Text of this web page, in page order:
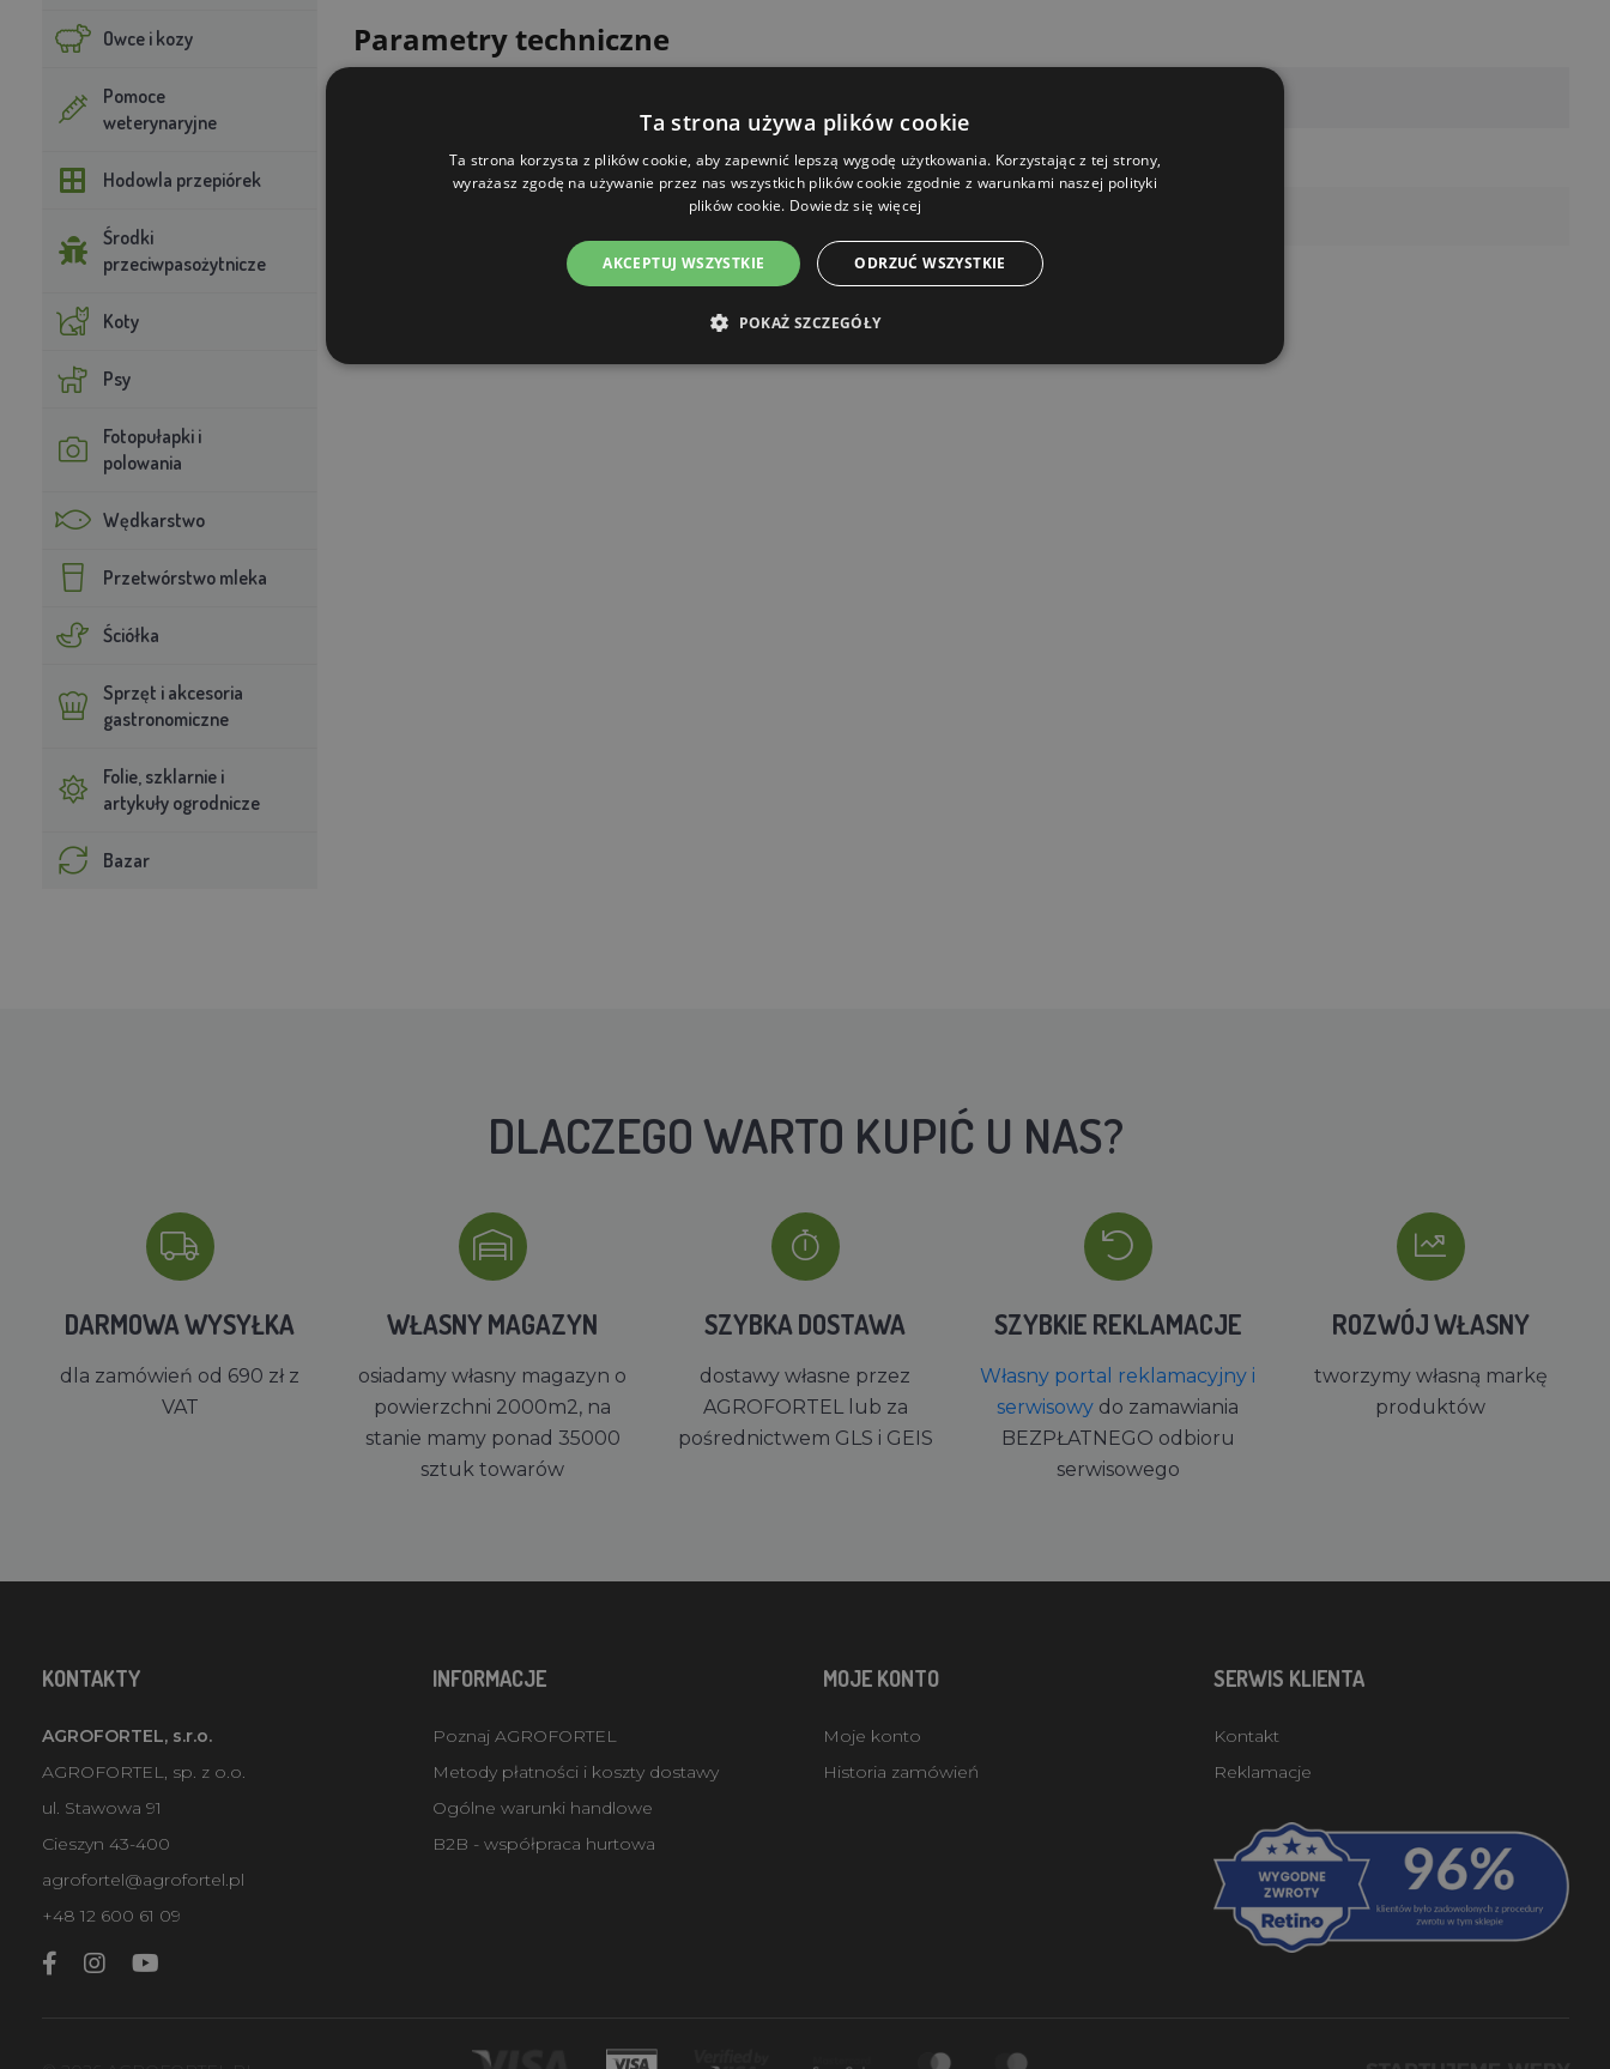
Owce i kozy
Pomoce
weterynaryjne
Hodowla przepiórek
Środki
przeciwpasożytnicze
Koty
Psy
Fotopułapki i
polowania
Wędkarstwo
Przetwórstwo mleka
Ściółka
Sprzęt i akcesoria
gastronomiczne
Folie, szklarnie i
artykuły ogrodnicze
Bazar
Parametry techniczne
Materiał Tworzywo sztuczne
5 szt./polybag
DLACZEGO WARTO KUPIĆ U NAS?
DARMOWA WYSYŁKA
dla zamówień od 690 zł z
VAT
WŁASNY MAGAZYN
osiadamy własny magazyn o
powierzchni 2000m2, na
stanie mamy ponad 35000
sztuk towarów
SZYBKA DOSTAWA
dostawy własne przez
AGROFORTEL lub za
pośrednictwem GLS i GEIS
SZYBKIE REKLAMACJE
Własny portal reklamacyjny i
serwisowy do zamawiania
BEZPŁATNEGO odbioru
serwisowego
ROZWÓJ WŁASNY
tworzymy własną markę
produktów
KONTAKTY
AGROFORTEL, s.r.o.
AGROFORTEL, sp. z o.o.
ul. Stawowa 91
Cieszyn 43-400
agrofortel@agrofortel.pl
+48 12 600 61 09
INFORMACJE
Poznaj AGROFORTEL
Metody płatności i koszty dostawy
Ogólne warunki handlowe
B2B - współpraca hurtowa
MOJE KONTO
Moje konto
Historia zamówień
SERWIS KLIENTA
Kontakt
Reklamacje
Ta strona używa plików cookie
Ta strona korzysta z plików cookie, aby zapewnić lepszą wygodę użytkowania. Korzystając z tej strony,
wyrażasz zgodę na używanie przez nas wszystkich plików cookie zgodnie z warunkami naszej polityki
plików cookie. Dowiedz się więcej
AKCEPTUJ WSZYSTKIE ODRZUĆ WSZYSTKIE
POKAŻ SZCZEGÓŁY